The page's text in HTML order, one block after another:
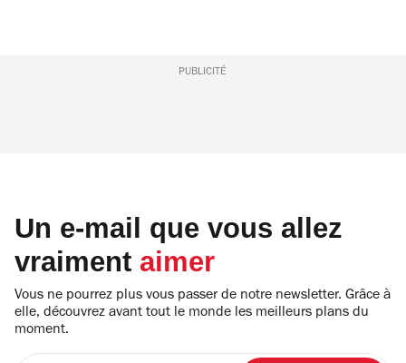
PUBLICITÉ
Un e-mail que vous allez
vraiment aimer
Vous ne pourrez plus vous passer de notre newsletter. Grâce à
elle, découvrez avant tout le monde les meilleurs plans du
moment.